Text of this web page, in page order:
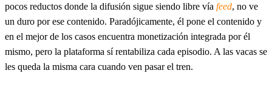
pocos reductos donde la difusión sigue siendo libre vía feed, no ve
un duro por ese contenido. Paradójicamente, él pone el contenido y
en el mejor de los casos encuentra monetización integrada por él
mismo, pero la plataforma sí rentabiliza cada episodio. A las vacas se
les queda la misma cara cuando ven pasar el tren.